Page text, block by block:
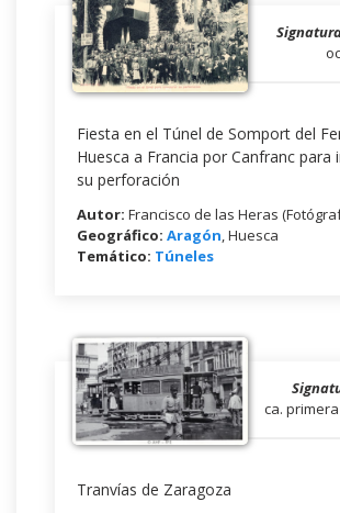
Fiesta en el Túnel de Somport del
Huesca a Francia por Canfranc para
su perforación
Autor: Francisco de las Heras
Geográfico: Aragón, Huesca
Temático: Túneles
ca.
Tranvías de Zaragoza